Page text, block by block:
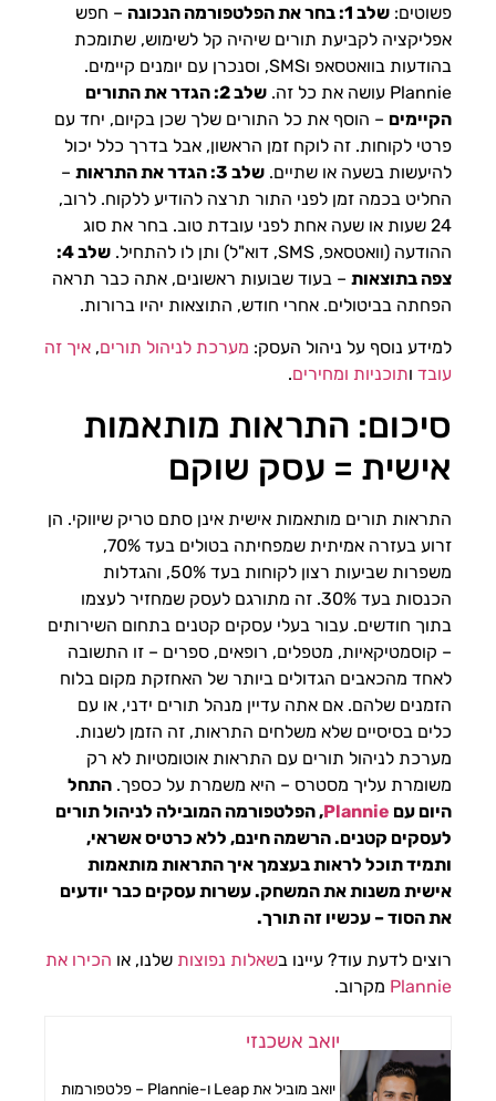
פשוטים: שלב 1: בחר את הפלטפורמה הנכונה
– חפש
אפליקציה לקביעת תורים שיהיה קל לשימוש, שתומכת
בהודעות בוואטסאפ וSMS, וסנכרן עם יומנים קיימים.
Plannie עושה את כל זה.
שלב 2: הגדר את התורים
הקיימים – הוסף את כל התורים שלך שכן בקיום, יחד עם
פרטי לקוחות. זה לוקח זמן הראשון, אבל בדרך כלל יכול
להיעשות בשעה או שתיים. שלב 3: הגדר את התראות
–
החליט בכמה זמן לפני התור תרצה להודיע ללקוח. לרוב,
24 שעות או שעה אחת לפני עובדת טוב. בחר את סוג
ההודעה (וואטסאפ, SMS, דוא"ל) ותן לו להתחיל.
שלב 4:
צפה בתוצאות – בעוד שבועות ראשונים, אתה כבר תראה
הפחתה בביטולים. אחרי חודש, התוצאות יהיו ברורות.
למידע נוסף על ניהול העסק: מערכת לניהול תורים, איך זה
עובד ותוכניות ומחירים.
סיכום: התראות מותאמות
אישית = עסק שוקם
התראות תורים מותאמות אישית אינן סתם טריק שיווקי. הן
זרוע בעזרה אמיתית שמפחיתה בטולים בעד 70%,
משפרות שביעות רצון לקוחות בעד 50%, והגדלות
הכנסות בעד 30%. זה מתורגם לעסק שמחזיר לעצמו
בתוך חודשים. עבור בעלי עסקים קטנים בתחום השירותים
– קוסמטיקאיות, מטפלים, רופאים, ספרים – זו התשובה
לאחד מהכאבים הגדולים ביותר של האחזקת מקום בלוח
הזמנים שלהם. אם אתה עדיין מנהל תורים ידני, או עם
כלים בסיסיים שלא משלחים התראות, זה הזמן לשנות.
מערכת לניהול תורים עם התראות אוטומטיות לא רק
משומרת עליך מסטרס – היא משמרת על כספך. התחל
היום עם Plannie, הפלטפורמה המובילה לניהול תורים
לעסקים קטנים. הרשמה חינם, ללא כרטיס אשראי,
ותמיד תוכל לראות בעצמך איך התראות מותאמות
אישית משנות את המשחק. עשרות עסקים כבר יודעים
את הסוד – עכשיו זה תורך.
רוצים לדעת עוד? עיינו בשאלות נפוצות שלנו, או הכירו את
Plannie מקרוב.
יואב אשכנזי
יואב מוביל את Leap ו-Plannie – פלטפורמות